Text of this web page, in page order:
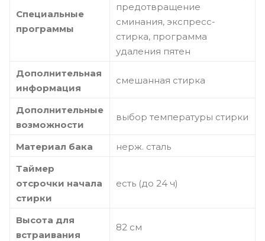
Специальные
программы
предотвращение
сминания, экспресс-
стирка, программа
удаления пятен
Дополнительная
информация
смешанная стирка
Дополнительные
возможности
выбор температуры стирки
Материал бака
нерж. сталь
Таймер
отсрочки начала
стирки
есть (до 24 ч)
Высота для
встраивания
82 см